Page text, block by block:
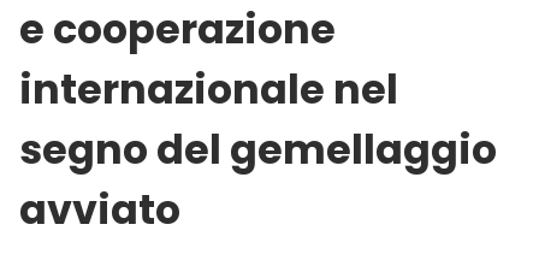
e cooperazione
internazionale nel
segno del gemellaggio
avviato